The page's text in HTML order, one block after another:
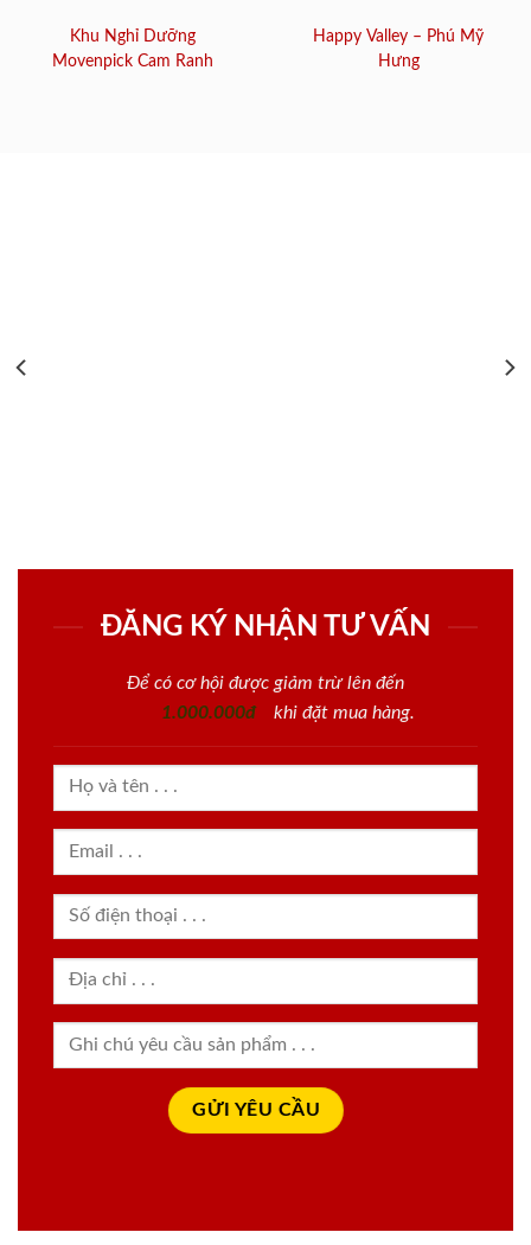
Khu Nghỉ Dưỡng
Movenpick Cam Ranh
Happy Valley – Phú Mỹ
Hưng
ĐĂNG KÝ NHẬN TƯ VẤN
Để có cơ hội được giảm trừ lên đến
1.000.000đ
khi đặt mua hàng.